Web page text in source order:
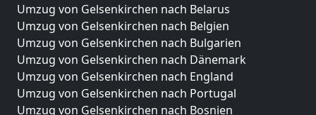
Umzug von Gelsenkirchen nach Belarus
Umzug von Gelsenkirchen nach Belgien
Umzug von Gelsenkirchen nach Bulgarien
Umzug von Gelsenkirchen nach Dänemark
Umzug von Gelsenkirchen nach England
Umzug von Gelsenkirchen nach Portugal
Umzug von Gelsenkirchen nach Bosnien